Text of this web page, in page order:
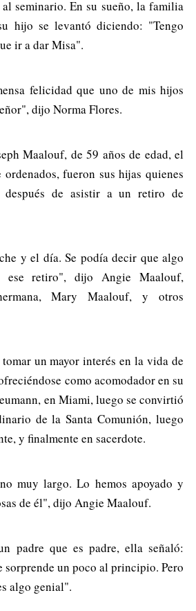
seminario. En su sueño, la familia
hijo se levantó diciendo: "Tengo
ir a dar Misa".
felicidad que uno de mis hijos
dijo Norma Flores.
Maalouf, de 59 años de edad, el
fueron sus hijas quienes
después de asistir a un retiro de
y el día. Se podía decir que algo
ese retiro", dijo Angie Maalouf,
Mary Maalouf, y otros
un mayor interés en la vida de
como acomodador en su
en Miami, luego se convirtió
de la Santa Comunión, luego
y finalmente en sacerdote.
muy largo. Lo hemos apoyado y
de él", dijo Angie Maalouf.
padre que es padre, ella señaló:
sorprende un poco al principio. Pero
algo genial".